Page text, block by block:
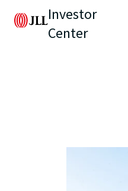
Investor
Center